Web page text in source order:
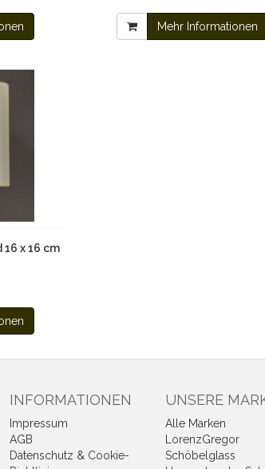
Mehr Informationen
x 16 cm
INFORMATIONEN
Impressum
AGB
Datenschutz & Cookie-
UNSERE
Alle Marken
LorenzGregor
Schöbelglass